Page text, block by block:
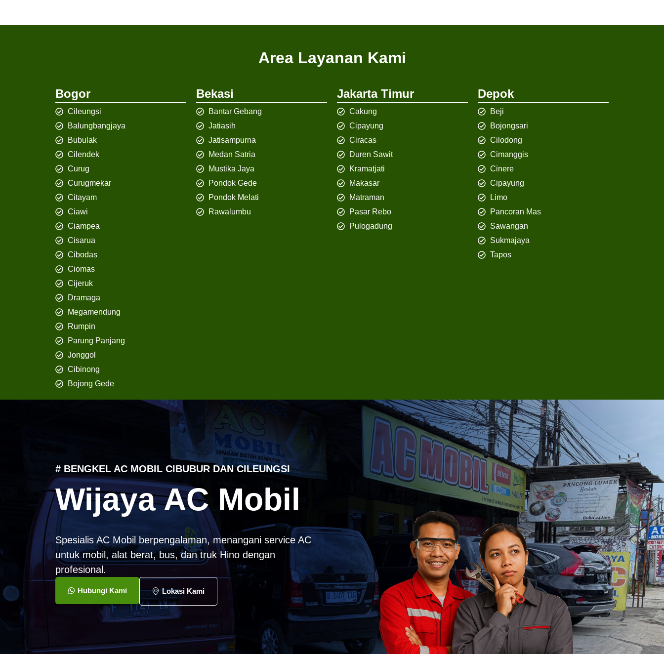
Area Layanan Kami
Bogor
Cileungsi
Balungbangjaya
Bubulak
Cilendek
Curug
Curugmekar
Citayam
Ciawi
Ciampea
Cisarua
Cibodas
Ciomas
Cijeruk
Dramaga
Megamendung
Rumpin
Parung Panjang
Jonggol
Cibinong
Bojong Gede
Bekasi
Bantar Gebang
Jatiasih
Jatisampurna
Medan Satria
Mustika Jaya
Pondok Gede
Pondok Melati
Rawalumbu
Jakarta Timur
Cakung
Cipayung
Ciracas
Duren Sawit
Kramatjati
Makasar
Matraman
Pasar Rebo
Pulogadung
Depok
Beji
Bojongsari
Cilodong
Cimanggis
Cinere
Cipayung
Limo
Pancoran Mas
Sawangan
Sukmajaya
Tapos
# BENGKEL AC MOBIL CIBUBUR DAN CILEUNGSI
Wijaya AC Mobil
Spesialis AC Mobil berpengalaman, menangani service AC
untuk mobil, alat berat, bus, dan truk Hino dengan
profesional.
Hubungi Kami Lokasi Kami